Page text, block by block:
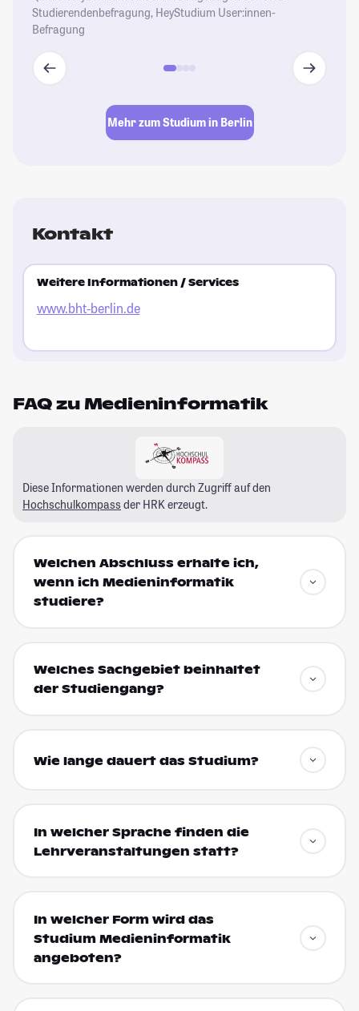
Studierendenbefragung, HeyStudium User:innen-
Befragung
Mehr zum Studium in Berlin
Kontakt
Weitere Informationen / Services
www.bht-berlin.de
FAQ zu Medieninformatik
Diese Informationen werden durch Zugriff auf den
Hochschulkompass der HRK erzeugt.
Welchen Abschluss erhalte ich,
wenn ich Medieninformatik
studiere?
Welches Sachgebiet beinhaltet
der Studiengang?
Wie lange dauert das Studium?
In welcher Sprache finden die
Lehrveranstaltungen statt?
In welcher Form wird das
Studium Medieninformatik
angeboten?